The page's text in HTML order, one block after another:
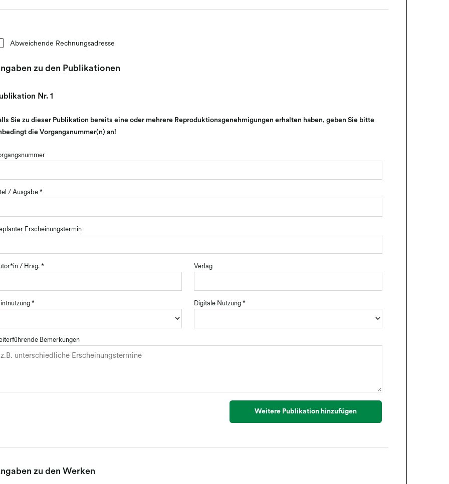
Abweichende Rechnungsadresse
zu den Publikationen
Nr. 1
Sie zu dieser Publikation bereits eine oder mehrere Reproduktionsgenehmigungen erhalten haben, geben Sie bitte
die Vorgangsnummer(n) an!
/ Ausgabe *
Erscheinungstermin
/ Hrsg. * Verlag
* Digitale Nutzung *
Bemerkungen
zu den Werken